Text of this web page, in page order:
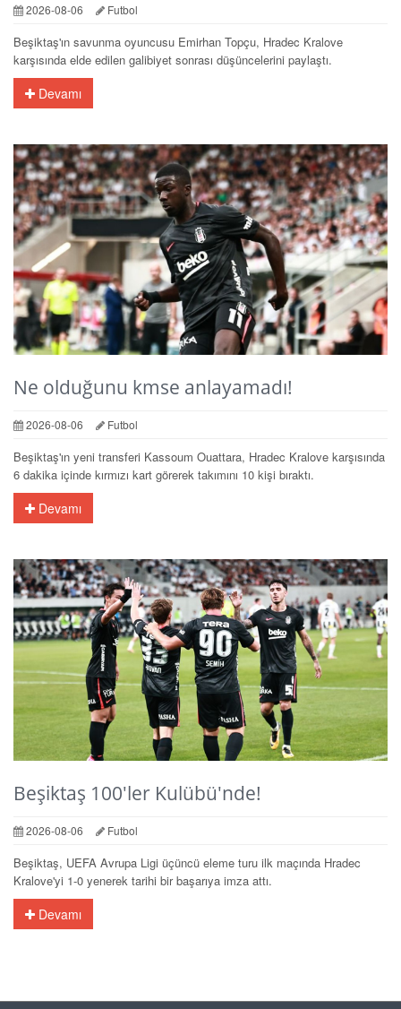
2026-08-06 Futbol
Beşiktaş'ın savunma oyuncusu Emirhan Topçu, Hradec Kralove
karşısında elde edilen galibiyet sonrası düşüncelerini paylaştı.
Devamı
Ne olduğunu kmse anlayamadı!
2026-08-06 Futbol
Beşiktaş'ın yeni transferi Kassoum Ouattara, Hradec Kralove karşısında
6 dakika içinde kırmızı kart görerek takımını 10 kişi bıraktı.
Devamı
Beşiktaş 100'ler Kulübü'nde!
2026-08-06 Futbol
Beşiktaş, UEFA Avrupa Ligi üçüncü eleme turu ilk maçında Hradec
Kralove'yi 1-0 yenerek tarihi bir başarıya imza attı.
Devamı